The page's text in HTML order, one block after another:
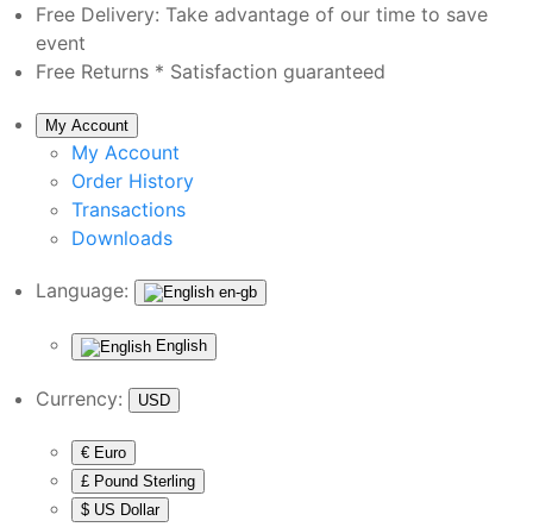
Free Delivery: Take advantage of our time to save
event
Free Returns * Satisfaction guaranteed
My Account
My Account
Order History
Transactions
Downloads
Language: en-gb
English
Currency: USD
€ Euro
£ Pound Sterling
$ US Dollar